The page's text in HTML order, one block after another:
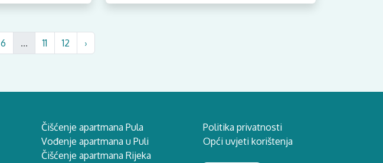
6 ... 11 12 ›
Čišćenje apartmana Pula
Vođenje apartmana u Puli
Čišćenje apartmana Rijeka
Politika privatnosti
Opći uvjeti korištenja